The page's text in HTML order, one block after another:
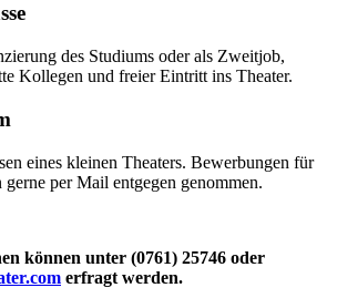
des Studiums oder als Zweitjob,
Kollegen und freier Eintritt ins Theater.
eines kleinen Theaters. Bewerbungen für
per Mail entgegen genommen.
können unter (0761) 25746 oder
erfragt werden.